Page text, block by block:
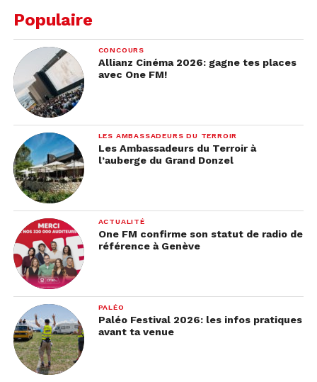
Populaire
CONCOURS
Allianz Cinéma 2026: gagne tes places
avec One FM!
LES AMBASSADEURS DU TERROIR
Les Ambassadeurs du Terroir à
l’auberge du Grand Donzel
ACTUALITÉ
One FM confirme son statut de radio de
référence à Genève
PALÉO
Paléo Festival 2026: les infos pratiques
avant ta venue